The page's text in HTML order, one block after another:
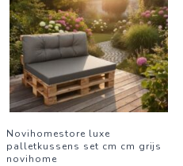
Novihomestore luxe
palletkussens set cm cm grijs
novihome